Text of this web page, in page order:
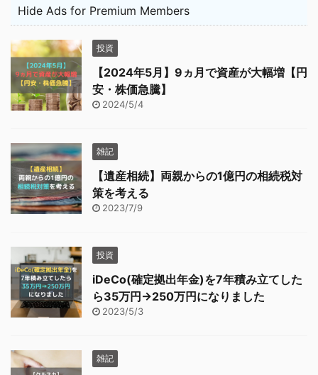
Hide Ads for Premium Members
投資
【2024年5月】9ヵ月で資産が大幅増【円
安・株価急騰】
2024/5/4
雑記
【遺産相続】両親からの1億円の相続税対
策を考える
2023/7/9
投資
iDeCo(確定拠出年金)を7年積み立てした
ら35万円→250万円になりました
2023/5/3
雑記